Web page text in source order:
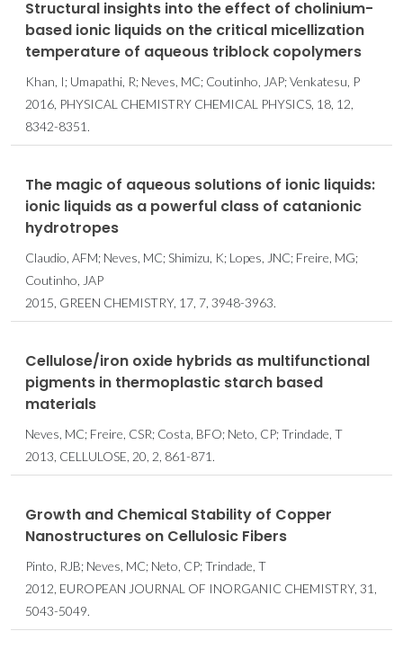
Structural insights into the effect of cholinium-
based ionic liquids on the critical micellization
temperature of aqueous triblock copolymers
Khan, I; Umapathi, R; Neves, MC; Coutinho, JAP; Venkatesu, P
2016, PHYSICAL CHEMISTRY CHEMICAL PHYSICS, 18, 12,
8342-8351.
The magic of aqueous solutions of ionic liquids:
ionic liquids as a powerful class of catanionic
hydrotropes
Claudio, AFM; Neves, MC; Shimizu, K; Lopes, JNC; Freire, MG;
Coutinho, JAP
2015, GREEN CHEMISTRY, 17, 7, 3948-3963.
Cellulose/iron oxide hybrids as multifunctional
pigments in thermoplastic starch based
materials
Neves, MC; Freire, CSR; Costa, BFO; Neto, CP; Trindade, T
2013, CELLULOSE, 20, 2, 861-871.
Growth and Chemical Stability of Copper
Nanostructures on Cellulosic Fibers
Pinto, RJB; Neves, MC; Neto, CP; Trindade, T
2012, EUROPEAN JOURNAL OF INORGANIC CHEMISTRY, 31,
5043-5049.